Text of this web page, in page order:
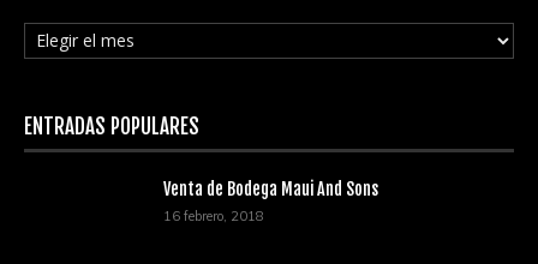
Archivos
ENTRADAS POPULARES
Venta de Bodega Maui And Sons
16 febrero, 2018